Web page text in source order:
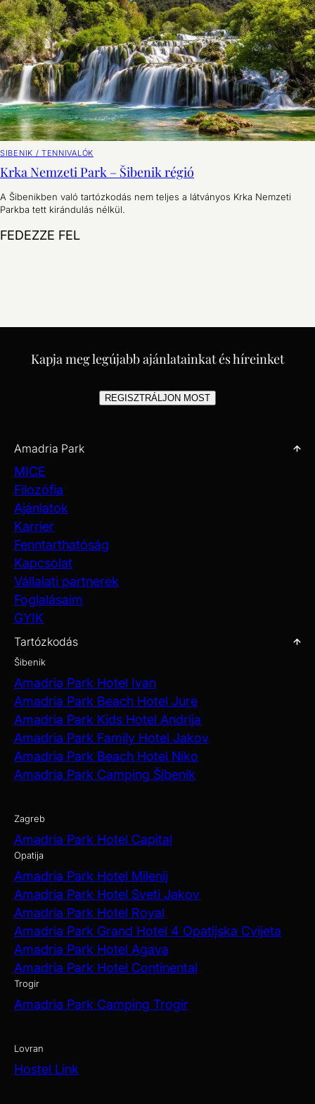
SIBENIK / TENNIVALÓK
Krka Nemzeti Park – Šibenik régió
A Šibenikben való tartózkodás nem teljes a látványos Krka Nemzeti
Parkba tett kirándulás nélkül.
FEDEZZE FELKrka Nemzeti Park – Šibenik régió
Kapja meg legújabb ajánlatainkat és híreinket
REGISZTRÁLJON MOST
Amadria Park
MICE
Filozófia
Ajánlatok
Karrier
Fenntarthatóság
Kapcsolat
Vállalati partnerek
Foglalásaim
GYIK
Tartózkodás
Šibenik
Amadria Park Hotel Ivan
Amadria Park Beach Hotel Jure
Amadria Park Kids Hotel Andrija
Amadria Park Family Hotel Jakov
Amadria Park Beach Hotel Niko
Amadria Park Camping Šibenik
Zagreb
Amadria Park Hotel Capital
Opatija
Amadria Park Hotel Milenij
Amadria Park Hotel Sveti Jakov
Amadria Park Hotel Royal
Amadria Park Grand Hotel 4 Opatijska Cvijeta
Amadria Park Hotel Agava
Amadria Park Hotel Continental
Trogir
Amadria Park Camping Trogir
Lovran
Hostel Link